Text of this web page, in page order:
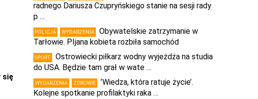
się
radnego Dariusza Czupryńskiego stanie na sesji rady
p …
POLICJA WYDARZENIA
Obywatelskie zatrzymanie w
Tarłowie. PIjana kobieta rozbiła samochód
SPORT
Ostrowiecki piłkarz wodny wyjeżdża na studia
do USA. Będzie tam grał w wate …
WYDARZENIA ZDROWIE
’Wiedza, która ratuje życie’.
Kolejne spotkanie profilaktyki raka …